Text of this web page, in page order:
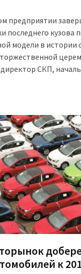
предприятии
последнего кузова
модели в истории
СКП,
к